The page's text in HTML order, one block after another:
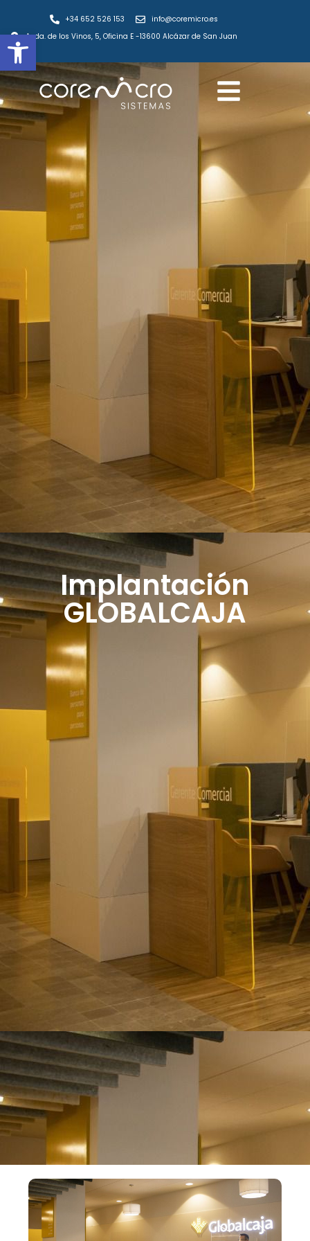
Abrir barra de herramientas
+34 652 526 153
info@coremicro.es
Avda. de los Vinos, 5, Oficina E -13600 Alcázar de San Juan
Implantación
GLOBALCAJA